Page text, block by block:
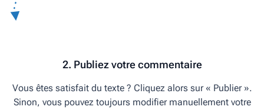
2. Publiez votre commentaire
Vous êtes satisfait du texte ? Cliquez alors sur « Publier ».
Sinon, vous pouvez toujours modifier manuellement votre